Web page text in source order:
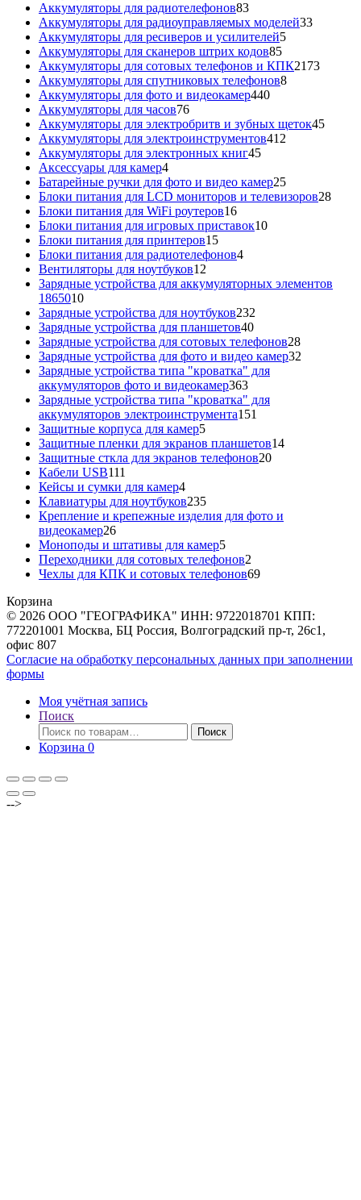
товара
Аккумуляторы для радиотелефонов8383
товара
Аккумуляторы для радиоуправляемых моделей3333
Аккумуляторы для ресиверов и усилителей55
Аккумуляторы для сканеров штрих кодов8585
товаров
Аккумуляторы для сотовых телефонов и КПК21732173
Аккумуляторы для спутниковых телефонов88
Аккумуляторы для фото и видеокамер440440
Аккумуляторы для часов7676
товаров
Аккумуляторы для электробритв и зубных щеток4545
Аккумуляторы для электроинструментов412
Аккумуляторы для электронных книг4545
Аксессуары для камер44
товара
Батарейные ручки для фото и видео камер2525
товаров
Блоки питания для LCD мониторов и телевизоров2828
Блоки питания для WiFi роутеров1616
товаров
Блоки питания для игровых приставок1010
Блоки питания для принтеров1515
товаров
Блоки питания для радиотелефонов44
Вентиляторы для ноутбуков12
товаров
Зарядные устройства для аккумуляторных элементов
186501010
товаров
Зарядные устройства для ноутбуков232
Зарядные устройства для планшетов4040
товаров
Зарядные устройства для сотовых телефонов2828
товаров
Зарядные устройства для фото и видео камер32
Зарядные устройства типа "кроватка" для
аккумуляторов фото и видеокамер363363
товара
Зарядные устройства типа "кроватка" для
аккумуляторов электроинструмента151
Защитные корпуса для камер55
товаров
Защитные пленки для экранов планшетов1414
Защитные сткла для экранов телефонов2020
Кабели USB111
товаров
Кейсы и сумки для камер44
товара
Клавиатуры для ноутбуков235235
товаров
Крепление и крепежные изделия для фото и
видеокамер2626
товаров
Моноподы и штативы для камер55
товаров
Переходники для сотовых телефонов2
товара
Чехлы для КПК и сотовых телефонов6969
Корзина
© 2026 ООО "ГЕОГРАФИКА" ИНН: 9722018701 КПП:
772201001 Москва, БЦ Россия, Волгоградский пр-т, 26с1,
офис 807
Согласие на обработку персональных данных при заполнении
формы
Моя учётная запись
Поиск
Искать:
Поиск
Корзина 0
-->